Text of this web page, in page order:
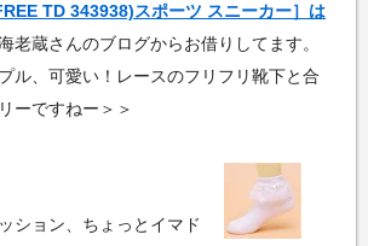
TD 343938)スポーツ スニーカー］は
老蔵さんのブログからお借りしてます。
ル、可愛い！レースのフリフリ靴下と合
ーですねー＞＞
ション、ちょっとイマド